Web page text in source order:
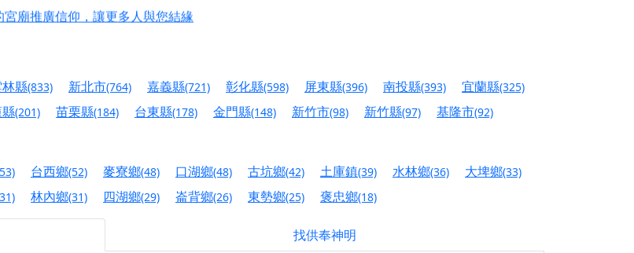
廟推廣信仰，讓更多人與您結緣
元普渡法會，誠摯邀請您一同參與，為自己與家人累積福德、祈求平安好運
】驪山母娘聖誕暨中元普渡大法會，誠邀十方善信大德，一同回到母娘慈悲座前，祈福納祥、慎
法會，一念虔誠禮寶懺，一分懺悔植福田，誠邀十方善信大德共同參與。
法會，誠摯歡迎十方善信大德隨喜贊普，為祖先親眷祈求安息，也為自身與家人累積福德、種
縣(833) 新北市(764) 嘉義縣(721) 彰化縣(598) 屏東縣(396) 南投縣(393) 宜蘭縣(325)
(201) 苗栗縣(184) 台東縣(178) 金門縣(148) 新竹市(98) 新竹縣(97) 基隆市(92)
台西鄉(52) 麥寮鄉(48) 口湖鄉(48) 古坑鄉(42) 土庫鎮(39) 水林鄉(36) 大埤鄉(33)
林內鄉(31) 四湖鄉(29) 崙背鄉(26) 東勢鄉(25) 褒忠鄉(18)
找供奉神明